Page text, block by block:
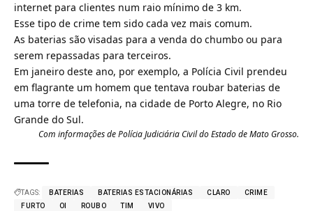
internet para clientes num raio mínimo de 3 km.
Esse tipo de crime tem sido cada vez mais comum.
As baterias são visadas para a venda do chumbo ou para
serem repassadas para terceiros.
Em janeiro deste ano, por exemplo, a Polícia Civil prendeu
em flagrante um homem que tentava roubar baterias de
uma torre de telefonia, na cidade de Porto Alegre, no Rio
Grande do Sul.
Com informações de Polícia Judiciária Civil do Estado de Mato Grosso.
TAGS: BATERIAS BATERIAS ESTACIONÁRIAS CLARO
CRIME
FURTO
OI ROUBO TIM VIVO